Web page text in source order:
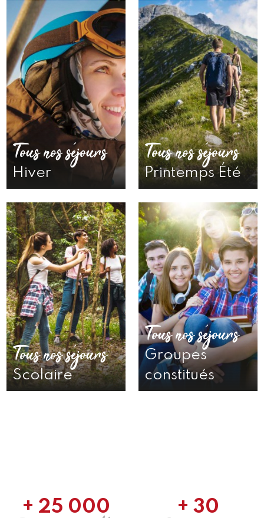
Tous nos séjours
Hiver
Tous nos séjours
Printemps Été
Tous nos séjours
Tous nos séjours
Groupes